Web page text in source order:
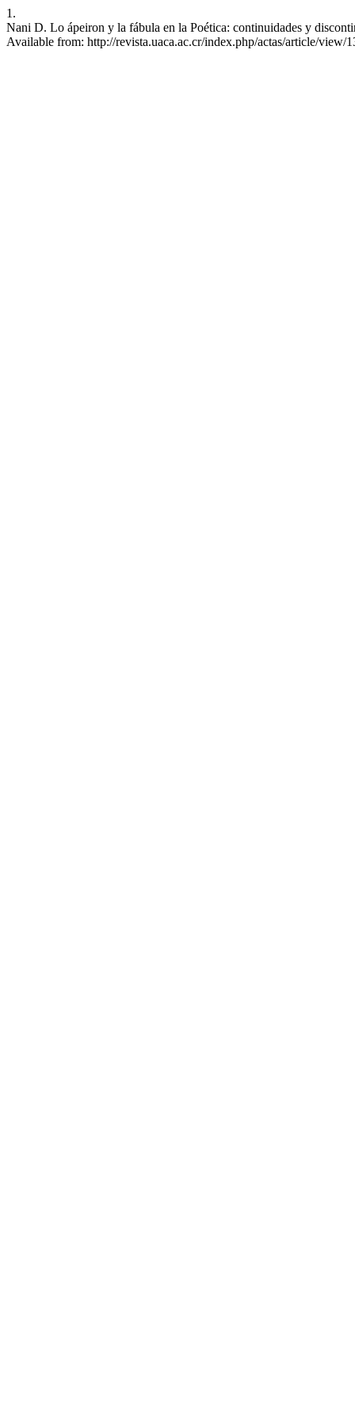
1.
Nani D. Lo ápeiron y la fábula en la Poética: continuidades y
Available from: http://revista.uaca.ac.cr/index.php/actas/article/view/